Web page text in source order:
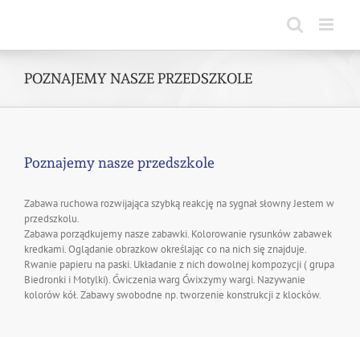
POZNAJEMY NASZE PRZEDSZKOLE
Poznajemy nasze przedszkole
Zabawa ruchowa rozwijająca szybką reakcję na sygnał słowny Jestem w
przedszkolu.
Zabawa porządkujemy nasze zabawki. Kolorowanie rysunków zabawek
kredkami. Oglądanie obrazkow określając co na nich się znajduje.
Rwanie papieru na paski. Układanie z nich dowolnej kompozycji ( grupa
Biedronki i Motylki). Ćwiczenia warg Ćwixzymy wargi. Nazywanie
kolorów kół. Zabawy swobodne np. tworzenie konstrukcji z klocków.